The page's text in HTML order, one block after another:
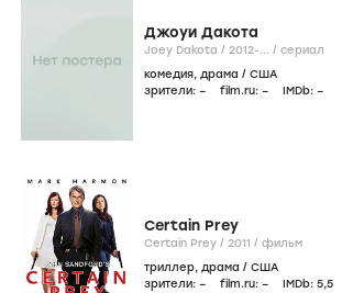
Джоуи Дакота
Joey Dakota / 2012-... / сериал
комедия, драма / США
зрители: – film.ru: – IMDb: –
Certain Prey
Certain Prey / 2011 / фильм
триллер, драма / США
зрители: – film.ru: – IMDb: 5,5